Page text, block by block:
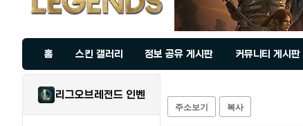
홈 스킨 갤러리 정보 공유 게시판 커뮤니티 게시판
리그오브레전드 인벤
주소보기 복사